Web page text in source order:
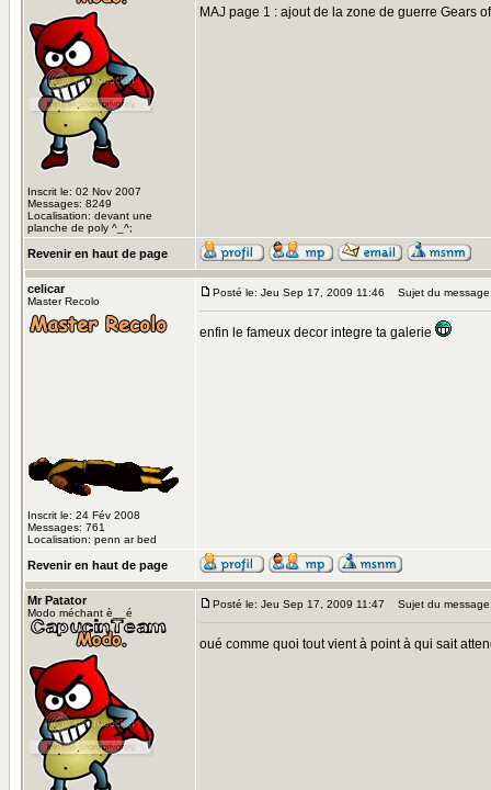
Inscrit le: 02 Nov 2007
Messages: 8249
Localisation: devant une
planche de poly ^_^;
MAJ page 1 : ajout de la zone de guerre Gears
Revenir en haut de page
celicar
Master Recolo
Inscrit le: 24 Fév 2008
Messages: 761
Localisation: penn ar bed
Posté le: Jeu Sep 17, 2009 11:46 Sujet du message:
enfin le fameux decor integre ta galerie
Revenir en haut de page
Mr Patator
Modo méchant è__é
Posté le: Jeu Sep 17, 2009 11:47 Sujet du message:
oué comme quoi tout vient à point à qui sait